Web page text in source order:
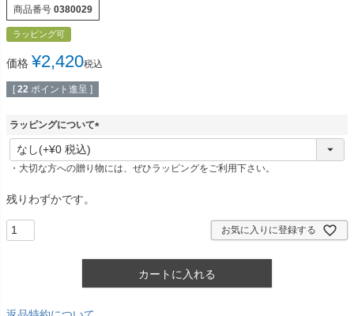
商品番号 0380029
ラッピング可
価格 ¥2,420税込
[ 22 ポイント進呈 ]
ラッピングについて
(
須
・大切な方への贈り物には、ぜひラッピングをご利用下さい。
残りわずかです。
お気に入りに登録する
カートに入れる